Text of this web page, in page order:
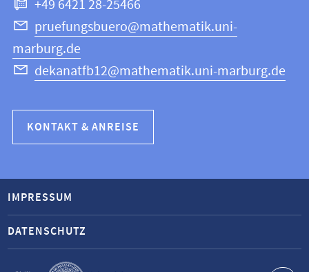
+49 6421 28-25466
pruefungsbuero@mathematik.uni-
marburg.de
dekanatfb12@mathematik.uni-marburg.de
KONTAKT & ANREISE
Service-
IMPRESSUM
DATENSCHUTZ